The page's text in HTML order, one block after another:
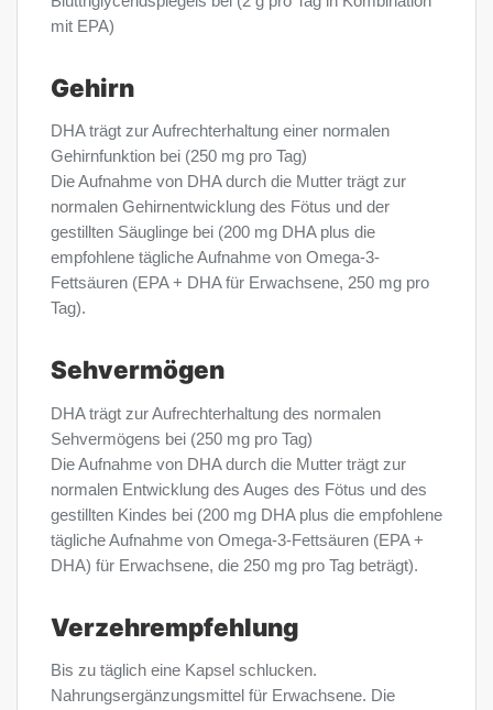
mit EPA)
Gehirn
DHA trägt zur Aufrechterhaltung einer normalen
Gehirnfunktion bei (250 mg pro Tag)
Die Aufnahme von DHA durch die Mutter trägt zur
normalen Gehirnentwicklung des Fötus und der
gestillten Säuglinge bei (200 mg DHA plus die
empfohlene tägliche Aufnahme von Omega-3-
Fettsäuren (EPA + DHA für Erwachsene, 250 mg pro
Tag).
Sehvermögen
DHA trägt zur Aufrechterhaltung des normalen
Sehvermögens bei (250 mg pro Tag)
Die Aufnahme von DHA durch die Mutter trägt zur
normalen Entwicklung des Auges des Fötus und des
gestillten Kindes bei (200 mg DHA plus die empfohlene
tägliche Aufnahme von Omega-3-Fettsäuren (EPA +
DHA) für Erwachsene, die 250 mg pro Tag beträgt).
Verzehrempfehlung
Bis zu täglich eine Kapsel schlucken.
Nahrungsergänzungsmittel für Erwachsene. Die